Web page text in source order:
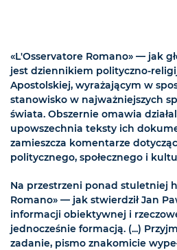
«L'Osservatore Romano» — jak
jest dziennikiem polityczno-
Apostolskiej, wyrażającym w
stanowisko w najważniejszych
świata. Obszernie omawia
upowszechnia teksty ich
zamieszcza komentarze
politycznego, społecznego i
Na przestrzeni ponad stuletniej
Romano» — jak stwierdził Jan
informacji obiektywnej i
jednocześnie formacją. (...)
zadanie, pismo znakomicie